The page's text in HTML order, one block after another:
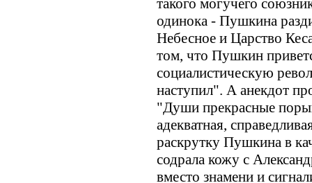
такого могучего
одинока - Пушкина
Небесное и Царство
том, что Пушкин
социалистическую
наступил". А анекдот
"Души прекрасные
адекватная,
раскрутку Пушкина в
содрала кожу с
вместо знамени и